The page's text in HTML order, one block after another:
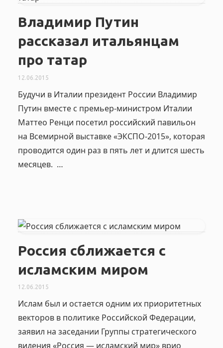
Владимир Путин
рассказал итальянцам
про татар
12.06.2015
Будучи в Италии президент России Владимир
Путин вместе с премьер-министром Италии
Маттео Ренци посетил российский павильон
на Всемирной выставке «ЭКСПО-2015», которая
проводится один раз в пять лет и длится шесть
месяцев. …
Россия сближается с
исламским миром
12.06.2015
Ислам был и остается одним их приоритетных
векторов в политике Российской Федерации,
заявил на заседании Группы стратегического
видения «Россия — исламский мир» врио